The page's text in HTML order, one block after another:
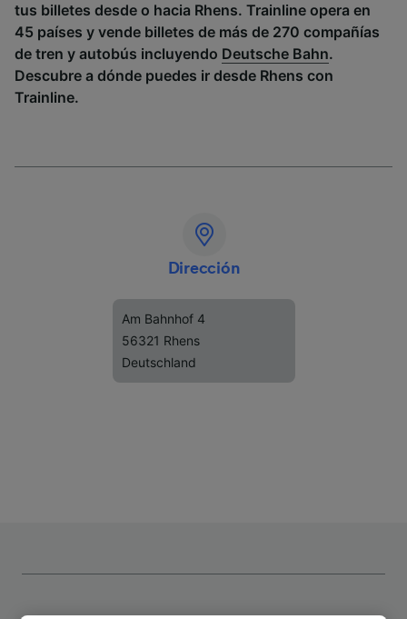
tus billetes desde o hacia Rhens. Trainline opera en
45 países y vende billetes de más de 270 compañías
de tren y autobús incluyendo Deutsche Bahn.
Descubre a dónde puedes ir desde Rhens con
Trainline.
Dirección
Am Bahnhof 4
56321 Rhens
Deutschland